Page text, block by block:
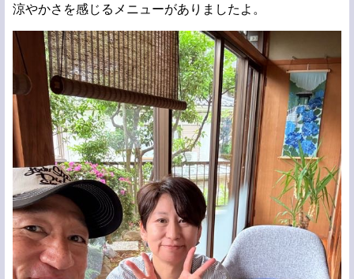
涼やかさを感じるメニューがありましたよ。